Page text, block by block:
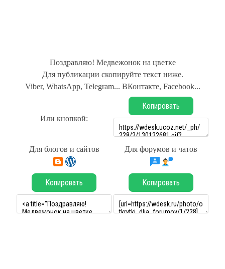
Поздравляю! Медвежонок на цветке
Для публикации скопируйте текст ниже.
Viber, WhatsApp, Telegram... ВКонтакте, Facebook...
Или кнопкой:
Копировать
Для блогов и сайтов Для форумов и чатов
Копировать Копировать